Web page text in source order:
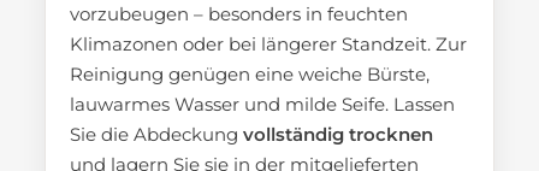
vorzubeugen – besonders in feuchten
Klimazonen oder bei längerer Standzeit. Zur
Reinigung genügen eine weiche Bürste,
lauwarmes Wasser und milde Seife. Lassen
Sie die Abdeckung vollständig trocknen
und lagern Sie sie in der mitgelieferten